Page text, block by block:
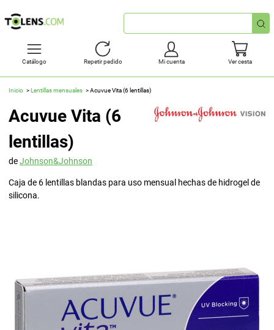
Búsqueda
rápida
Catálogo Repetir pedido Mi cuenta Ver cesta
Inicio Lentillas mensuales Acuvue Vita (6 lentillas)
Acuvue Vita (6
lentillas)
deJohnson&Johnson
Caja de 6 lentillas blandas para uso mensual hechas de hidrogel de
silicona.